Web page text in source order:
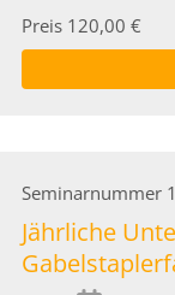
Preis 120,00 €
Seminarnummer
Jährliche